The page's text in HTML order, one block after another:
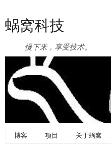
蜗窝科技
慢下来，享受技术。
博客 项目 关于蜗窝